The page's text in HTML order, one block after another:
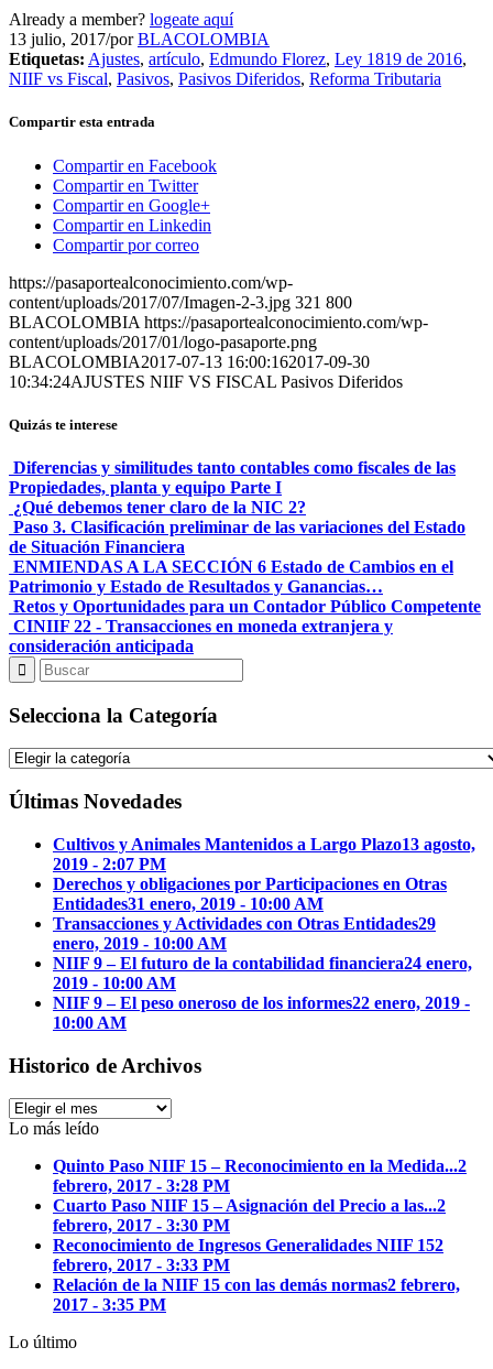
Already a member? logeate aquí
13 julio, 2017/porBLACOLOMBIA
Etiquetas: Ajustes, artículo, Edmundo Florez, Ley 1819 de 2016,
NIIF vs Fiscal, Pasivos, Pasivos Diferidos, Reforma Tributaria
Compartir esta entrada
Compartir en Facebook
Compartir en Twitter
Compartir en Google+
Compartir en Linkedin
Compartir por correo
https://pasaportealconocimiento.com/wp-
content/uploads/2017/07/Imagen-2-3.jpg 321 800
BLACOLOMBIA https://pasaportealconocimiento.com/wp-
content/uploads/2017/01/logo-pasaporte.png
BLACOLOMBIA2017-07-13 16:00:162017-09-30
10:34:24AJUSTES NIIF VS FISCAL Pasivos Diferidos
Quizás te interese
Diferencias y similitudes tanto contables como fiscales de las
Propiedades, planta y equipo Parte I
¿Qué debemos tener claro de la NIC 2?
Paso 3. Clasificación preliminar de las variaciones del Estado
de Situación Financiera
ENMIENDAS A LA SECCIÓN 6 Estado de Cambios en el
Patrimonio y Estado de Resultados y Ganancias…
Retos y Oportunidades para un Contador Público Competente
CINIIF 22 - Transacciones en moneda extranjera y
consideración anticipada
Selecciona la Categoría
Selecciona
Categoría
Últimas Novedades
Cultivos y Animales Mantenidos a Largo Plazo13 agosto,
2019 - 2:07 PM
Derechos y obligaciones por Participaciones en Otras
Entidades31 enero, 2019 - 10:00 AM
Transacciones y Actividades con Otras Entidades29
enero, 2019 - 10:00 AM
NIIF 9 – El futuro de la contabilidad financiera24 enero,
2019 - 10:00 AM
NIIF 9 – El peso oneroso de los informes22 enero, 2019 -
10:00 AM
Historico de Archivos
Historico
de
Lo más leído
Quinto Paso NIIF 15 – Reconocimiento en la Medida...2
febrero, 2017 - 3:28 PM
Cuarto Paso NIIF 15 – Asignación del Precio a las...2
febrero, 2017 - 3:30 PM
Reconocimiento de Ingresos Generalidades NIIF 152
febrero, 2017 - 3:33 PM
Relación de la NIIF 15 con las demás normas2 febrero,
2017 - 3:35 PM
Lo último